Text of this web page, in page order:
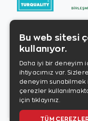
Bu web sitesi
kullanıyor.
Daha iyi bir deneyim
ihtiyacımız var.
deneyim sunabilmek
çerezler
için tıklayınız.
TÜM